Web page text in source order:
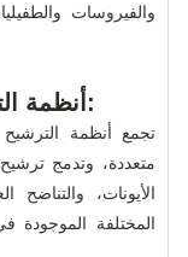
والفيروسات
6. أنظمة الترشيح الشاملة للمنزل بأكمله:
تجمع أنظمة
متعددة، وتدمج
الأيونات،
المختلفة الموجودة